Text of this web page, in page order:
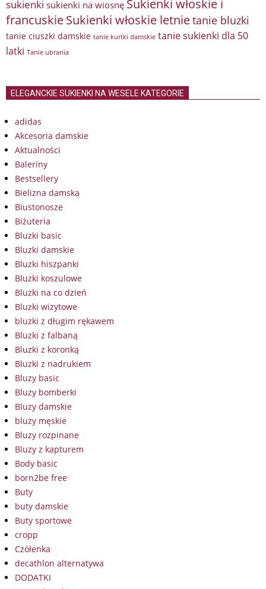
sukienki sukienki na wiosnę Sukienki włoskie i
francuskieSukienki włoskie letnietanie bluzki
tanie ciuszki damskie tanie kurtki damskie tanie sukienki dla 50
latki Tanie ubrania
ELEGANCKIE SUKIENKI NA WESELE KATEGORIE
adidas
Akcesoria damskie
Aktualności
Baleriny
Bestsellery
Bielizna damska
Biustonosze
Biżuteria
Bluzki basic
Bluzki damskie
Bluzki hiszpanki
Bluzki koszulowe
Bluzki na co dzień
Bluzki wizytowe
bluzki z długim rękawem
Bluzki z falbaną
Bluzki z koronką
Bluzki z nadrukiem
Bluzy basic
Bluzy bomberki
Bluzy damskie
bluzy męskie
Bluzy rozpinane
Bluzy z kapturem
Body basic
born2be free
Buty
buty damskie
Buty sportowe
cropp
Czółenka
decathlon alternatywa
DODATKI